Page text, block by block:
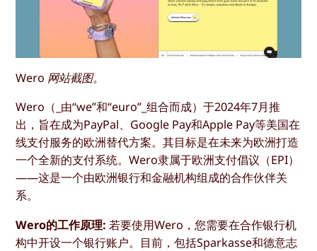
Wero 网站截图。
Wero（_由“we”和“euro”_组合而成）于2024年7月推
出，旨在成为PayPal、Google Pay和Apple Pay等美国在
线支付服务的欧洲替代方案。其目标是在未来为欧洲打造
一个全新的支付系统。Wero隶属于欧洲支付倡议（EPI）
——这是一个由欧洲银行和金融机构组成的合作伙伴关
系。
Wero的工作原理: 若要使用Wero，您需要在合作银行机
构中开设一个银行账户。目前，包括Sparkasse和德意志